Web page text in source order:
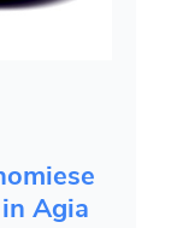
Agia